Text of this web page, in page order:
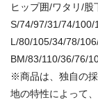
ヒップ囲/ワタリ/
S/74/97/31/74/
L/80/105/34/78/
BM/83/110/36/
※商品は、独自の
地の特性によって